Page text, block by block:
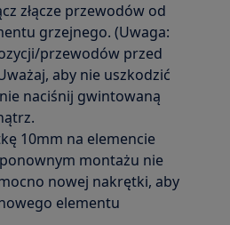
złącze przewodów od
grzejnego. (Uwaga:
przewodów przed
aby nie uszkodzić
naciśnij gwintowaną
10mm na elemencie
ponownym montażu nie
nowej nakrętki, aby
elementu